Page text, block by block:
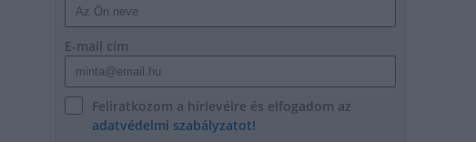
E-mail cím
Feliratkozom a hírlevélre és elfogadom az
adatvédelmi szabályzatot!